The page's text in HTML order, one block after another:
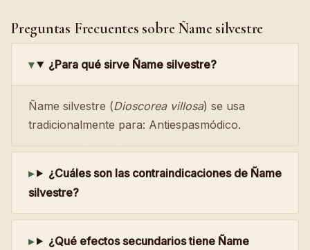
Preguntas Frecuentes sobre Ñame silvestre
¿Para qué sirve Ñame silvestre?
Ñame silvestre (Dioscorea villosa) se usa
tradicionalmente para: Antiespasmódico.
¿Cuáles son las contraindicaciones de Ñame
silvestre?
¿Qué efectos secundarios tiene Ñame